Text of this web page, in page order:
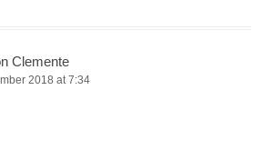
Clemente
2018 at 7:34